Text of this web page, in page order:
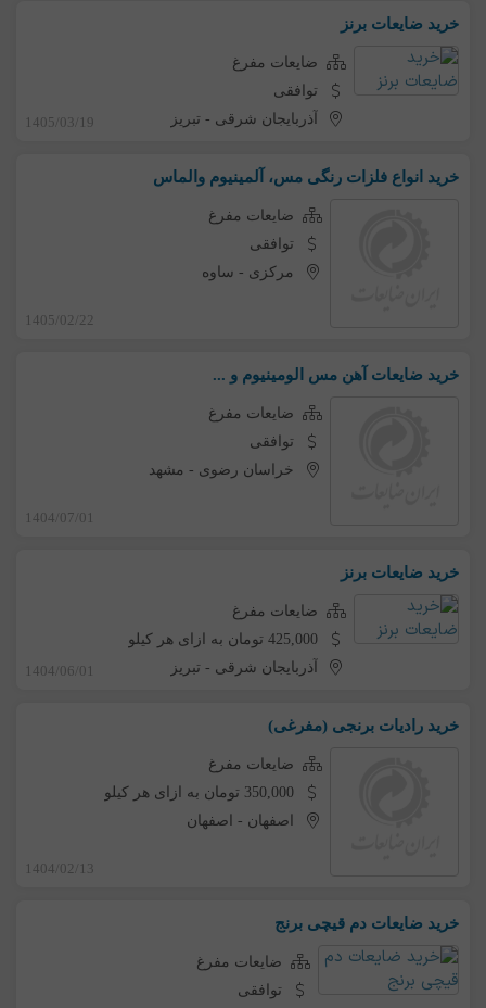
خرید ضایعات برنز
ضایعات مفرغ
توافقی
آذربایجان شرقی -تبریز 1405/03/19
خرید انواع فلزات رنگی مس، آلمینیوم والماس
ضایعات مفرغ
توافقی
مرکزی - ساوه
1405/02/22
خرید ضایعات آهن مس الومینیوم و ...
ضایعات مفرغ
توافقی
خراسان رضوی - مشهد
1404/07/01
خرید ضایعات برنز
ضایعات مفرغ
425,000 تومان به ازای هر کیلو
آذربایجان شرقی -تبریز 1404/06/01
خرید رادیات برنجی (مفرغی)
ضایعات مفرغ
350,000 تومان به ازای هر کیلو
اصفهان - اصفهان
1404/02/13
خرید ضایعات دم قیچی برنج
ضایعات مفرغ
توافقی